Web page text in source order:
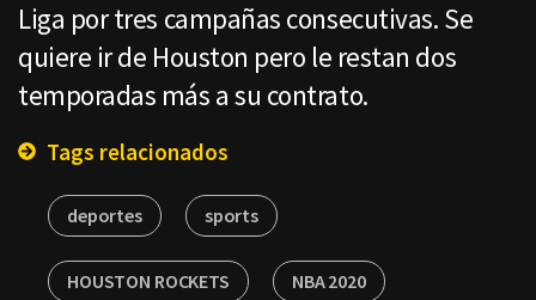
Liga por tres campañas consecutivas. Se
quiere ir de Houston pero le restan dos
temporadas más a su contrato.
Tags relacionados
deportes sports
HOUSTON ROCKETS NBA 2020